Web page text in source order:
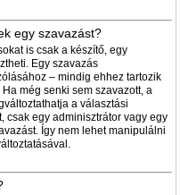
egy szavazást?
is csak a készítő, egy
Egy szavazás
– mindig ehhez tartozik
még senki sem szavazott, a
a választási
csak egy adminisztrátor vagy egy
Így nem lehet manipulálni